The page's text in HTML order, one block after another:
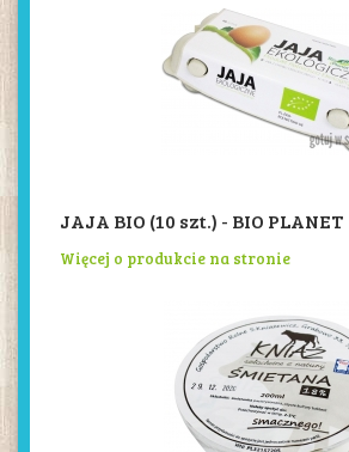
JAJA BIO (10 szt.) - BIO PLANET
Więcej o produkcie na stronie